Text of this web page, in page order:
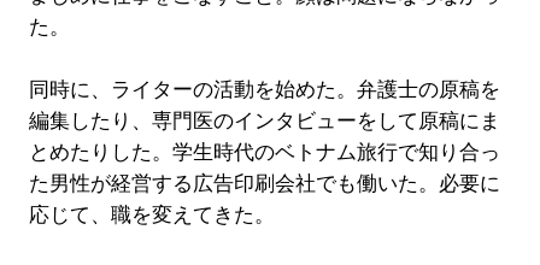
た。
同時に、ライターの活動を始めた。弁護士の原稿を
編集したり、専門医のインタビューをして原稿にま
とめたりした。学生時代のベトナム旅行で知り合っ
た男性が経営する広告印刷会社でも働いた。必要に
応じて、職を変えてきた。